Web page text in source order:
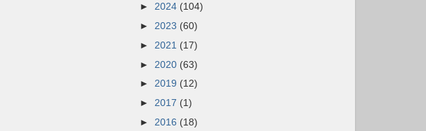
► 2024 (104)
► 2023 (60)
► 2021 (17)
► 2020 (63)
► 2019 (12)
► 2017 (1)
► 2016 (18)